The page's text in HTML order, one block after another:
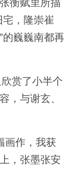
衡赋里所描
宅，隆崇崔
的巍巍南都再
赏了小半个
，与谢玄、
画作，我获
，张墨张安